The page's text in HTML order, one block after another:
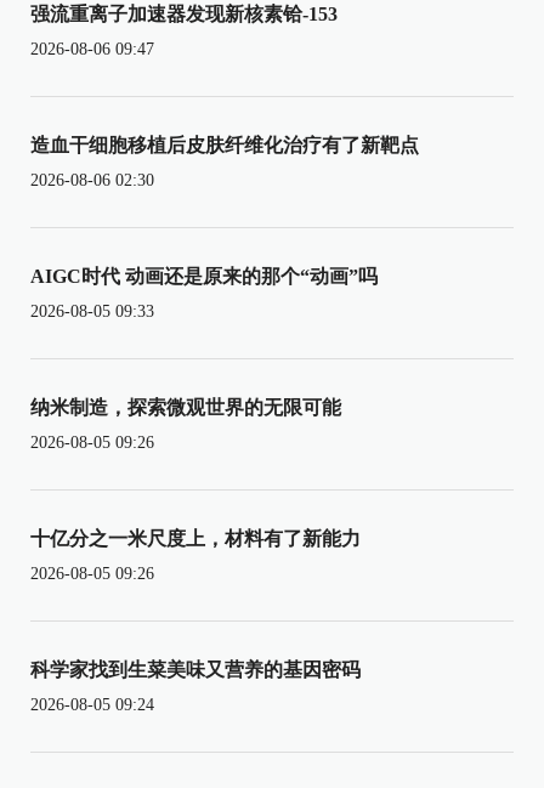
强流重离子加速器发现新核素铪-153
2026-08-06 09:47
造血干细胞移植后皮肤纤维化治疗有了新靶点
2026-08-06 02:30
AIGC时代 动画还是原来的那个“动画”吗
2026-08-05 09:33
纳米制造，探索微观世界的无限可能
2026-08-05 09:26
十亿分之一米尺度上，材料有了新能力
2026-08-05 09:26
科学家找到生菜美味又营养的基因密码
2026-08-05 09:24